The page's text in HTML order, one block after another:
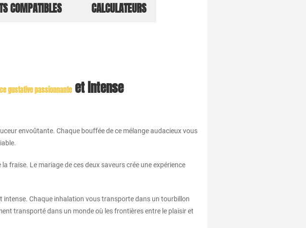
COMPATIBLES CALCULATEURS
gustative passionnante et intense
envoûtante. Chaque bouffée de ce mélange audacieux vous
fraise. Le mariage de ces deux saveurs crée une expérience
intense. Chaque inhalation vous transporte dans un tourbillon
transporté dans un monde où les frontières entre le plaisir et